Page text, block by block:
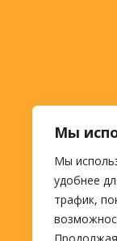
Мы
Мы
удобнее
трафик,